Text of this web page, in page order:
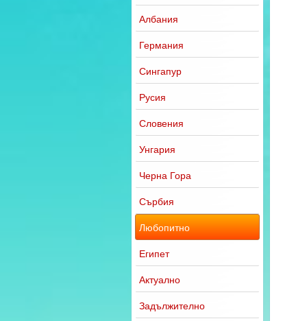
Албания
Германия
Сингапур
Русия
Словения
Унгария
Черна Гора
Сърбия
Любопитно
Египет
Актуално
Задължително